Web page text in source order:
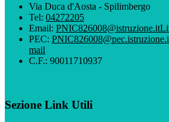
Via Duca d'Aosta - Spilimbergo
Tel: 04272205
Email: PNIC826008@istruzione.it
PEC:
mail
C.F.: 90011710937
Sezione Link Utili